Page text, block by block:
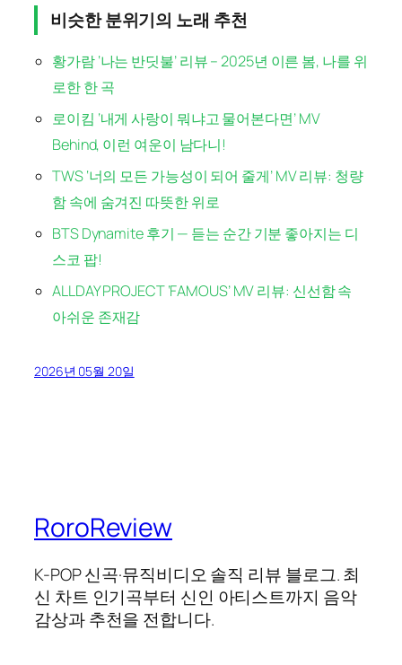
비슷한 분위기의 노래 추천
황가람 ‘나는 반딧불’ 리뷰 – 2025년 이른 봄, 나를 위
로한 한 곡
로이킴 ‘내게 사랑이 뭐냐고 물어본다면’ MV
Behind, 이런 여운이 남다니!
TWS ‘너의 모든 가능성이 되어 줄게’ MV 리뷰: 청량
함 속에 숨겨진 따뜻한 위로
BTS Dynamite 후기 — 듣는 순간 기분 좋아지는 디
스코 팝!
ALLDAY PROJECT ‘FAMOUS’ MV 리뷰: 신선함 속
아쉬운 존재감
2026년 05월 20일
RoroReview
K-POP 신곡·뮤직비디오 솔직 리뷰 블로그. 최
신 차트 인기곡부터 신인 아티스트까지 음악
감상과 추천을 전합니다.